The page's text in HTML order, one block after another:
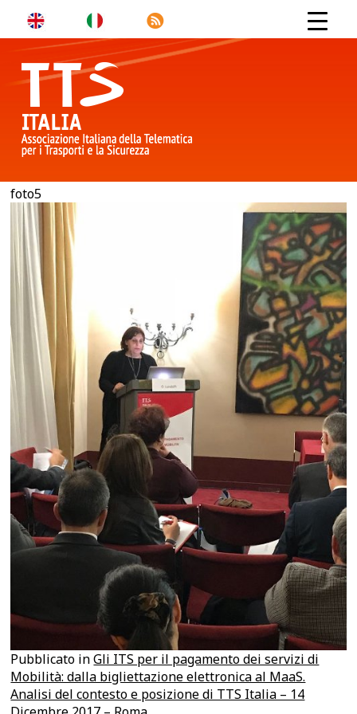
foto5
Pubblicato inGli ITS per il pagamento dei servizi di
Mobilità: dalla bigliettazione elettronica al MaaS.
Analisi del contesto e posizione di TTS Italia – 14